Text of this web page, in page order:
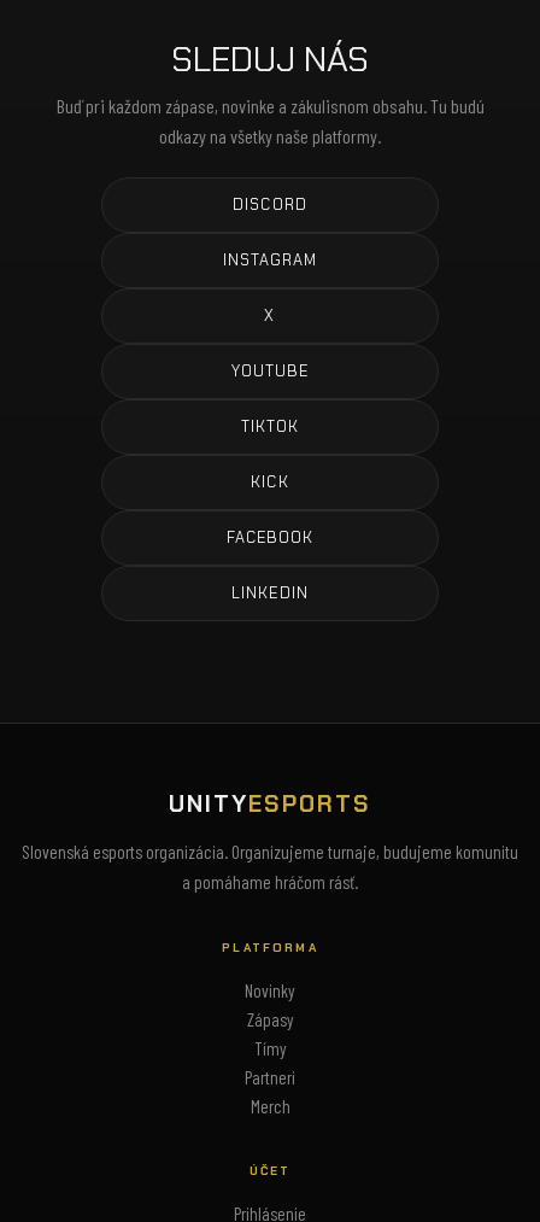
SLEDUJ NÁS
Buď pri každom zápase, novinke a zákulisnom obsahu. Tu budú
odkazy na všetky naše platformy.
DISCORD
INSTAGRAM
X
YOUTUBE
TIKTOK
KICK
FACEBOOK
LINKEDIN
UNITYESPORTS
Slovenská esports organizácia. Organizujeme turnaje, budujeme komunitu
a pomáhame hráčom rásť.
PLATFORMA
Novinky
Zápasy
Tímy
Partneri
Merch
ÚČET
Prihlásenie